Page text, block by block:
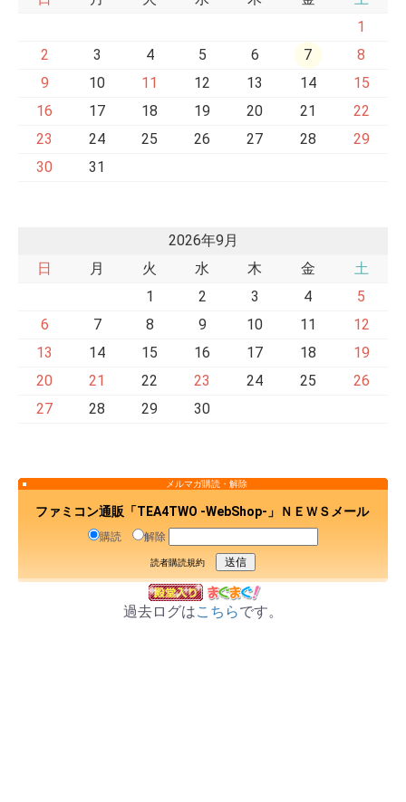
1
2
3 4 5 6 7
8
9
10 11 12 13 14
15
16
17 18 19 20 21
22
23
24 25 26 27 28
29
30
31
2026年9月
日
月 火 水 木 金
土
1
2 3 4
5
6
7 8 9 10 11
12
13
14 15 16 17 18
19
20
21 22 23 24 25
26
27
28 29 30
メルマガ購読・解除
ファミコン通販「TEA4TWO -WebShop-」ＮＥＷＳメール
購読 解除
読者購読規約
過去ログはこちらです。